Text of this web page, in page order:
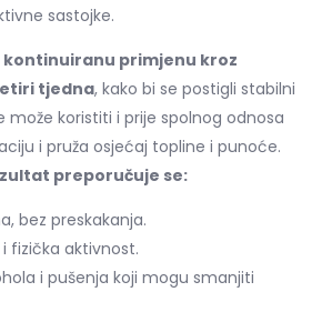
sastojke.
kontinuiranu primjenu kroz
tjedna, kako bi se postigli stabilni
može koristiti i prije spolnog odnosa
i pruža osjećaj topline i punoće.
preporučuje se:
bez preskakanja.
fizička aktivnost.
i pušenja koji mogu smanjiti